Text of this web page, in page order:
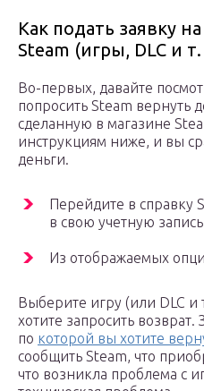
Как подать заявку
Steam (игры, DLC и
Во-первых, давайте
попросить Steam вернуть
сделанную в магазине
инструкциям ниже, и вы
деньги.
Перейдите в справку
в свою учетную
Из отображаемых
Выберите игру (или DLC и
хотите запросить
по которой вы хотите
сообщить Steam, что
что возникла проблема с